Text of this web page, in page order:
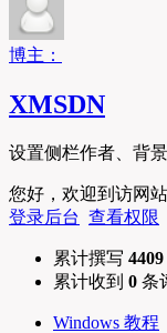
博主：
XMSDN
设置侧栏作者、背
您好，欢迎到访网站
登录后台 查看权限
累计撰写 4409
累计收到 0 条
Windows 教程